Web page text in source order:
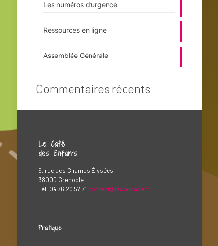
Les numéros d’urgence
Ressources en ligne
Assemblée Générale
Commentaires récents
Le Café
des Enfants
9, rue des Champs Élysées
38000 Grenoble
Tél. 04 76 29 57 71 contact@lasoupape.fr
Pratique